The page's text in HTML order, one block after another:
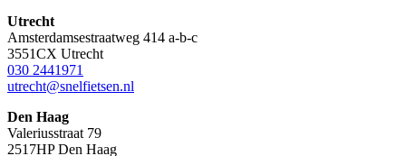
Utrecht
Amsterdamsestraatweg 414 a-b-c
3551CX Utrecht
030 2441971
utrecht@snelfietsen.nl
Den Haag
Valeriusstraat 79
2517HP Den Haag